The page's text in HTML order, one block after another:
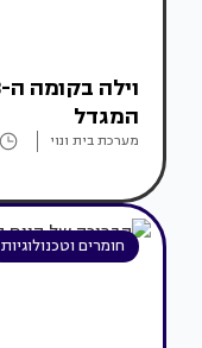
המגדל
מערכת בית ונוי
חומרים וטכנולוגיות